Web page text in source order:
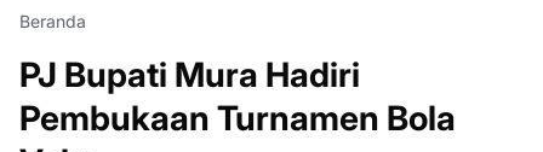
Beranda
PJ Bupati Mura Hadiri
Pembukaan Turnamen Bola